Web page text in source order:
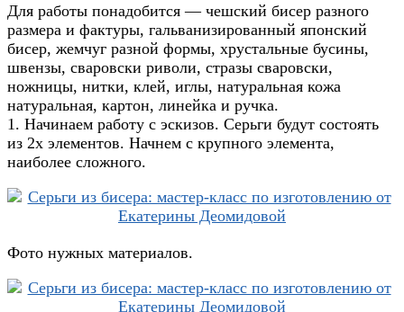
Для работы понадобится — чешский бисер разного
размера и фактуры, гальванизированный японский
бисер, жемчуг разной формы, хрустальные бусины,
швензы, сваровски риволи, стразы сваровски,
ножницы, нитки, клей, иглы, натуральная кожа
натуральная, картон, линейка и ручка.
1. Начинаем работу с эскизов. Серьги будут состоять
из 2х элементов. Начнем с крупного элемента,
наиболее сложного.
Фото нужных материалов.